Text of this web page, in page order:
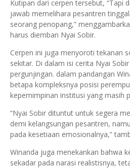
Kutipan dari cerpen tersebut, “Tapi
jawab memelihara pesantren
seorang penopang,”
harus diemban Nyai Sobir.
Cerpen ini juga menyoroti tekanan
sekitar. Di dalam isi cerita Nyai
pergunjingan. dalam pandangan
betapa kompleksnya posisi
kepemimpinan institusi yang masih
“Nyai Sobir dituntut untuk segera
demi kelangsungan pesantren,
pada kesetiaan emosionalnya,”
Winanda juga menekankan bahwa
sekadar pada narasi realistisnya,